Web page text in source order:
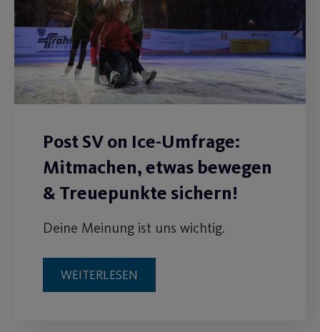
Post SV on Ice-Umfrage:
Mitmachen, etwas bewegen
& Treuepunkte sichern!
Deine Meinung ist uns wichtig.
WEITERLESEN